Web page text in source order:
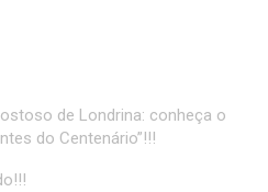
de Londrina: conheça o
do Centenário”!!!